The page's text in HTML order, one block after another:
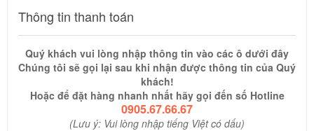
Thông tin thanh toán
Quý khách vui lòng nhập thông tin vào các ô dưới đây
Chúng tôi sẽ gọi lại sau khi nhận được thông tin của Quý
khách!
Hoặc để đặt hàng nhanh nhất hãy gọi đến số Hotline
0905.67.66.67
(Lưu ý: Vui lòng nhập tiếng Việt có dấu)